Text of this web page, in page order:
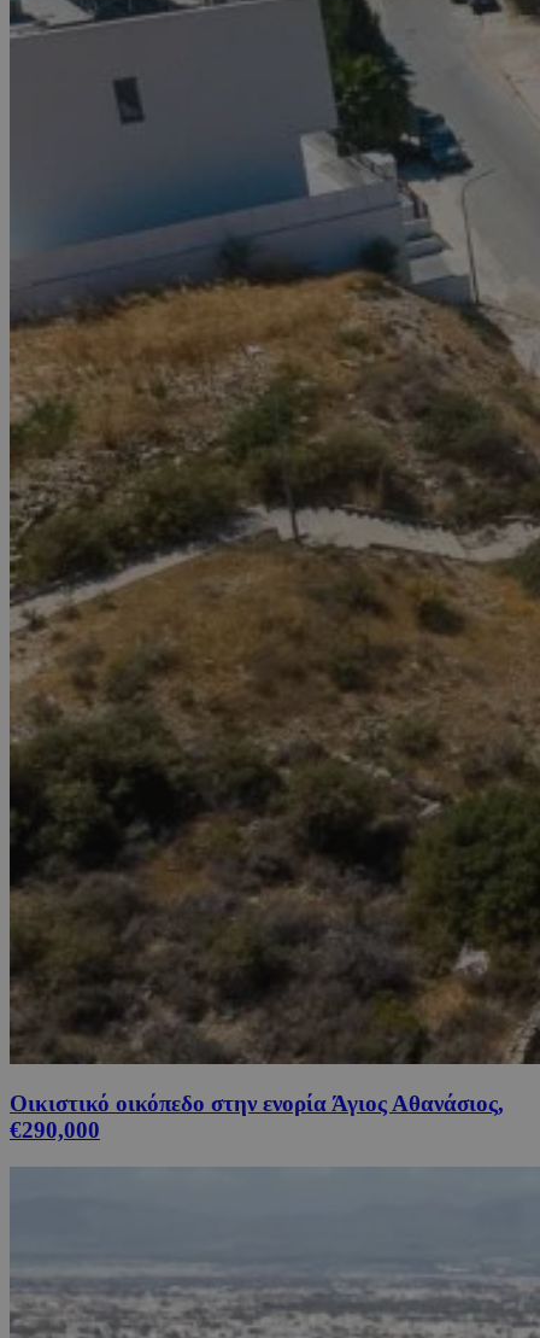
Οικιστικό οικόπεδο στην ενορία Άγιος Αθανάσιος,
€290,000